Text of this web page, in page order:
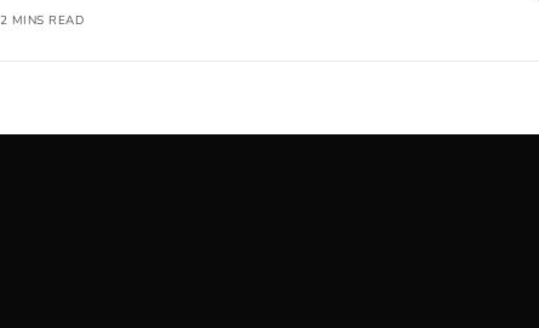
2 MINS READ